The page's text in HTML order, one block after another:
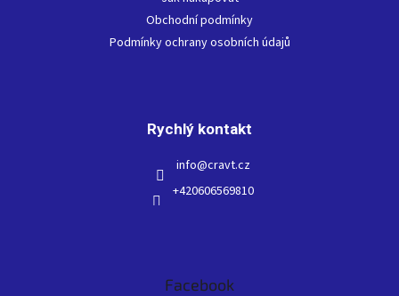
Obchodní podmínky
Podmínky ochrany osobních údajů
Rychlý kontakt
info@cravt.cz
+420606569810
Facebook